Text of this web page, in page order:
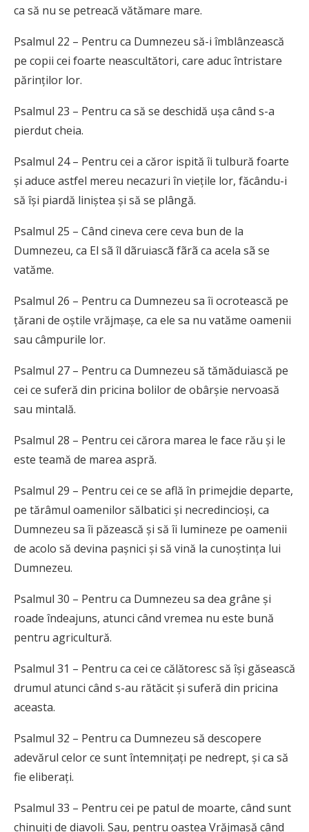
ca să nu se petreacă vătămare mare.
Psalmul 22 – Pentru ca Dumnezeu să-i îmblânzească
pe copii cei foarte neascultători, care aduc întristare
părinților lor.
Psalmul 23 – Pentru ca să se deschidă ușa când s-a
pierdut cheia.
Psalmul 24 – Pentru cei a căror ispită îi tulbură foarte
și aduce astfel mereu necazuri în viețile lor, făcându-i
să își piardă liniștea și să se plângă.
Psalmul 25 – Când cineva cere ceva bun de la
Dumnezeu, ca El sã îl dãruiascã fãrã ca acela sã se
vatăme.
Psalmul 26 – Pentru ca Dumnezeu sa îi ocrotească pe
țărani de oștile vrăjmașe, ca ele sa nu vatăme oamenii
sau câmpurile lor.
Psalmul 27 – Pentru ca Dumnezeu să tămăduiască pe
cei ce suferă din pricina bolilor de obârșie nervoasă
sau mintală.
Psalmul 28 – Pentru cei cărora marea le face rău și le
este teamă de marea aspră.
Psalmul 29 – Pentru cei ce se află în primejdie departe,
pe tărâmul oamenilor sălbatici și necredincioși, ca
Dumnezeu sa îi păzească și să îi lumineze pe oamenii
de acolo să devina pașnici și să vină la cunoștința lui
Dumnezeu.
Psalmul 30 – Pentru ca Dumnezeu sa dea grâne și
roade îndeajuns, atunci când vremea nu este bună
pentru agricultură.
Psalmul 31 – Pentru ca cei ce călătoresc să își găsească
drumul atunci când s-au rătăcit și suferă din pricina
aceasta.
Psalmul 32 – Pentru ca Dumnezeu să descopere
adevărul celor ce sunt întemnițați pe nedrept, și ca să
fie eliberați.
Psalmul 33 – Pentru cei pe patul de moarte, când sunt
chinuiți de diavoli. Sau, pentru oastea Vrăjmașă când